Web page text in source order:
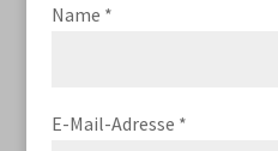
Name *
E-Mail-Adresse *